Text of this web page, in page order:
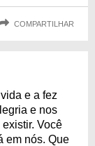
COMPARTILHAR
e a fez
e nos
Você
em nós. Que